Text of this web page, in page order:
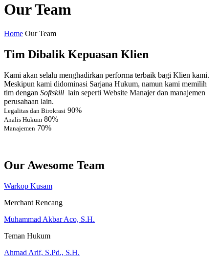
Our Team
Home Our Team
Tim Dibalik Kepuasan Klien
Kami akan selalu menghadirkan performa terbaik bagi Klien kami.
Meskipun kami didominasi Sarjana Hukum, namun kami memilih
tim dengan Softskill lain seperti Website Manajer dan manajemen
perusahaan lain.
Legalitas dan Birokrasi 90%
Analis Hukum 80%
Manajemen 70%
Our Awesome Team
Warkop Kusam
Merchant Rencang
Muhammad Akbar Aco, S.H.
Teman Hukum
Ahmad Arif, S.Pd., S.H.